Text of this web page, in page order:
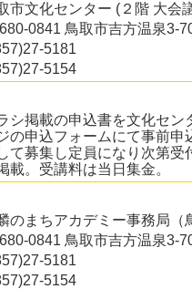
市文化センター (２階 大会
0841 鳥取市吉方温泉3-
5181
5154
シ掲載の申込書を文化セン
の申込フォームにて事前
て募集し定員になり次第受
載。受講料は当日集金。
のまちアカデミー事務局（
0841 鳥取市吉方温泉3-
5181
5154